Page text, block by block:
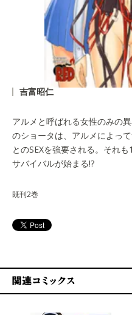
吉富昭仁
アルメと呼ばれる女性のみの
のショータは、アルメによっ
とのSEXを強要される。それ
サバイバルが始まる!?
既刊2巻